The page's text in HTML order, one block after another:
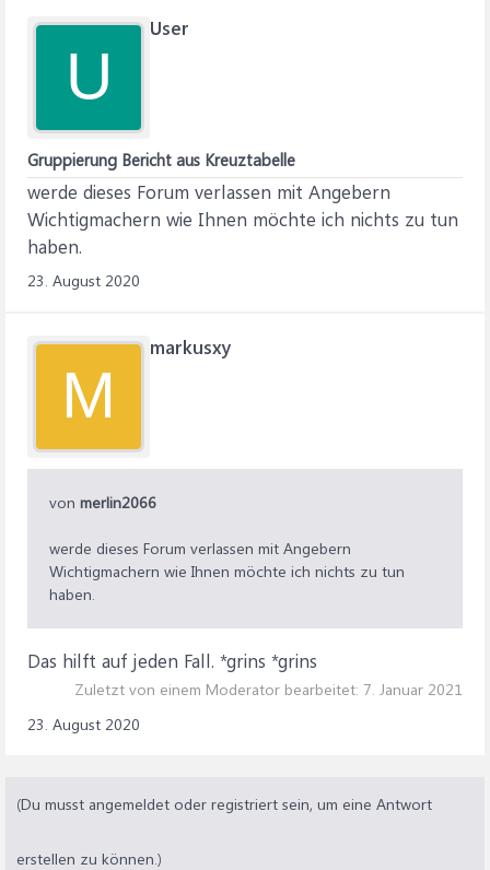
U
User
Gruppierung Bericht aus Kreuztabelle
werde dieses Forum verlassen mit Angebern
Wichtigmachern wie Ihnen möchte ich nichts zu tun
haben.
23. August 2020
M
markusxy
von merlin2066
werde dieses Forum verlassen mit Angebern
Wichtigmachern wie Ihnen möchte ich nichts zu tun
haben.
Das hilft auf jeden Fall. *grins *grins
Zuletzt von einem Moderator bearbeitet: 7. Januar 2021
23. August 2020
(Du musst angemeldet oder registriert sein, um eine Antwort
erstellen zu können.)